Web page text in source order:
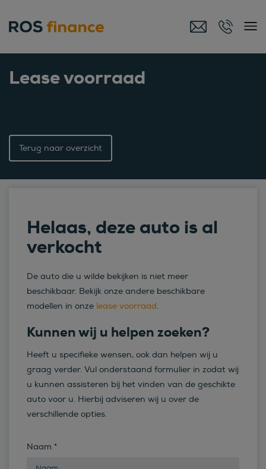
Lease voorraad
Terug naar overzicht
Helaas, deze auto is al
verkocht
De auto die u wilde bekijken is niet meer
beschikbaar. Bekijk onze andere beschikbare
modellen in onze lease voorraad.
Kunnen wij u helpen zoeken?
Heeft u specifieke wensen, ook dan helpen wij u
graag verder. Vul onderstaand formulier in zodat wij
u kunnen assisteren bij het vinden van de geschikte
auto voor u. Hierbij adviseren wij u over de
verschillende opties.
Naam *